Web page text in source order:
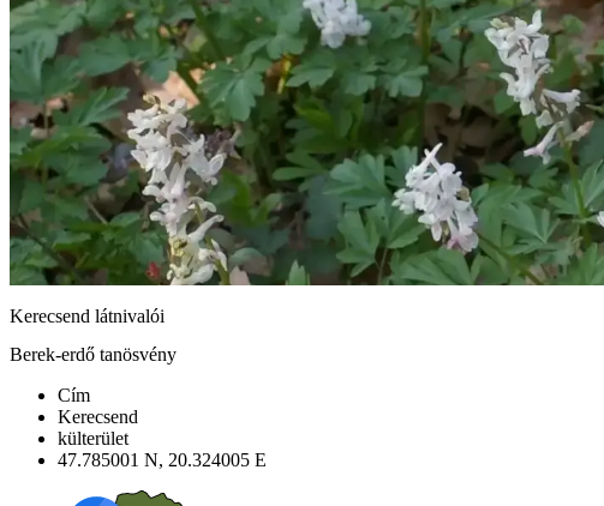
Kerecsend látnivalói
Berek-erdő tanösvény
Cím
Kerecsend
külterület
47.785001 N, 20.324005 E